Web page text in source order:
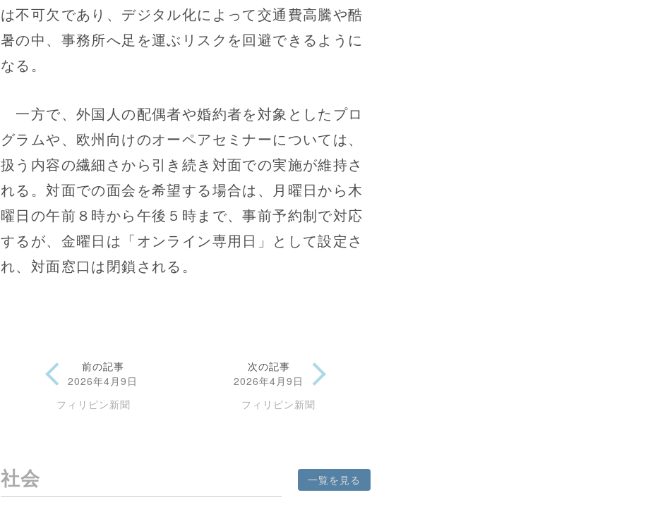
は不可欠であり、デジタル化によって交通費高騰や酷
暑の中、事務所へ足を運ぶリスクを回避できるように
なる。
一方で、外国人の配偶者や婚約者を対象としたプロ
グラムや、欧州向けのオーペアセミナーについては、
扱う内容の繊細さから引き続き対面での実施が維持さ
れる。対面での面会を希望する場合は、月曜日から木
曜日の午前８時から午後５時まで、事前予約制で対応
するが、金曜日は「オンライン専用日」として設定さ
れ、対面窓口は閉鎖される。
前の記事
2026年4月9日
フィリピン新聞
次の記事
2026年4月9日
フィリピン新聞
社会 一覧を見る